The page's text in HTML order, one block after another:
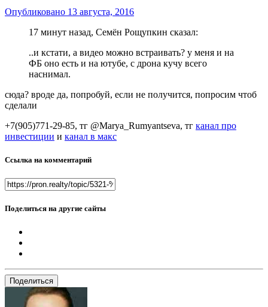
Опубликовано 13 августа, 2016
17 минут назад, Семён Рощупкин сказал:
..и кстати, а видео можно встраивать? у меня и на
ФБ оно есть и на ютубе, с дрона кучу всего
наснимал.
сюда? вроде да, попробуй, если не получится, попросим чтоб
сделали
+7(905)771-29-85, тг @Marya_Rumyantseva, тг канал про
инвестиции и канал в макс
Ссылка на комментарий
Поделиться на другие сайты
Поделиться